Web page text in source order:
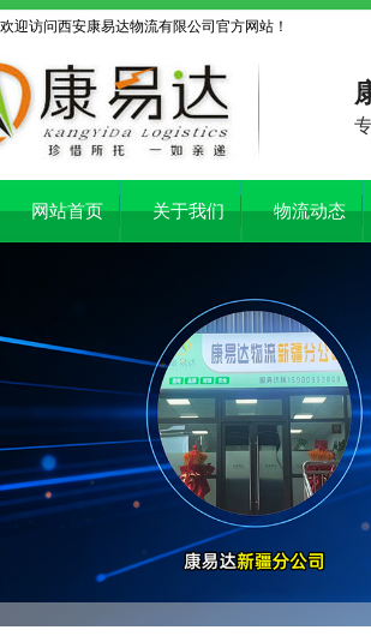
欢迎访问西安康易达物流有限公司官方网站！
网站首页 关于我们 物流动态